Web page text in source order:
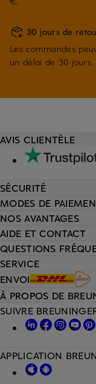
30 jours de
Les commandes
un délai de 30 jours.
AIDE ET CONTACT
QUESTIONS
SERVICE
ENVOI
AVIS CLIENTÈLE
SÉCURITÉ
MODES DE
NOS AVANTAGES
À PROPOS DE
SUIVRE
APPLICATION